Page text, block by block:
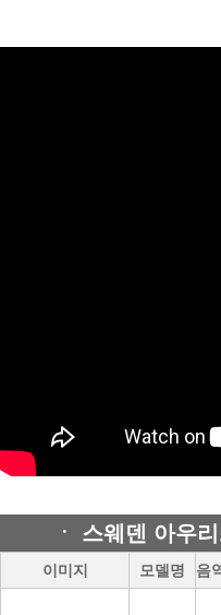
ㆍ 스웨덴 아우
이미지 모델명 음